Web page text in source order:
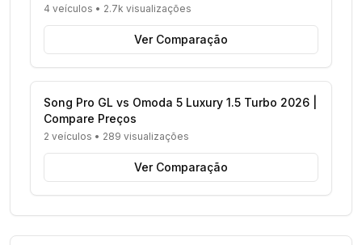
4 veículos • 2.7k visualizações
Ver Comparação
Song Pro GL vs Omoda 5 Luxury 1.5 Turbo 2026 |
Compare Preços
2 veículos • 289 visualizações
Ver Comparação